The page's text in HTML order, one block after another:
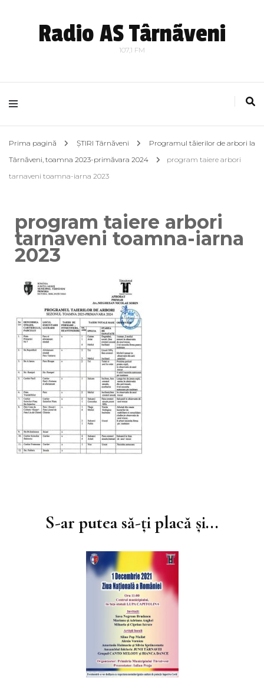
Radio AS Târnãveni
107,1 FM
Prima pagină ȘTIRI Târnăveni
Programul tăierilor de arbori la
Târnăveni, toamna 2023-primăvara 2024
program taiere arbori
tarnaveni toamna-iarna 2023
program taiere arbori
tarnaveni toamna-iarna
2023
articoleS-ar putea să-ți placă și...